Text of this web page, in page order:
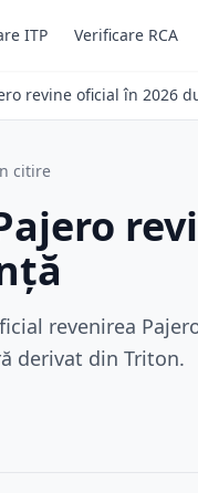
ITP Verificare RCA
revine oficial în 2026
citire
revenirea
derivat din Triton.